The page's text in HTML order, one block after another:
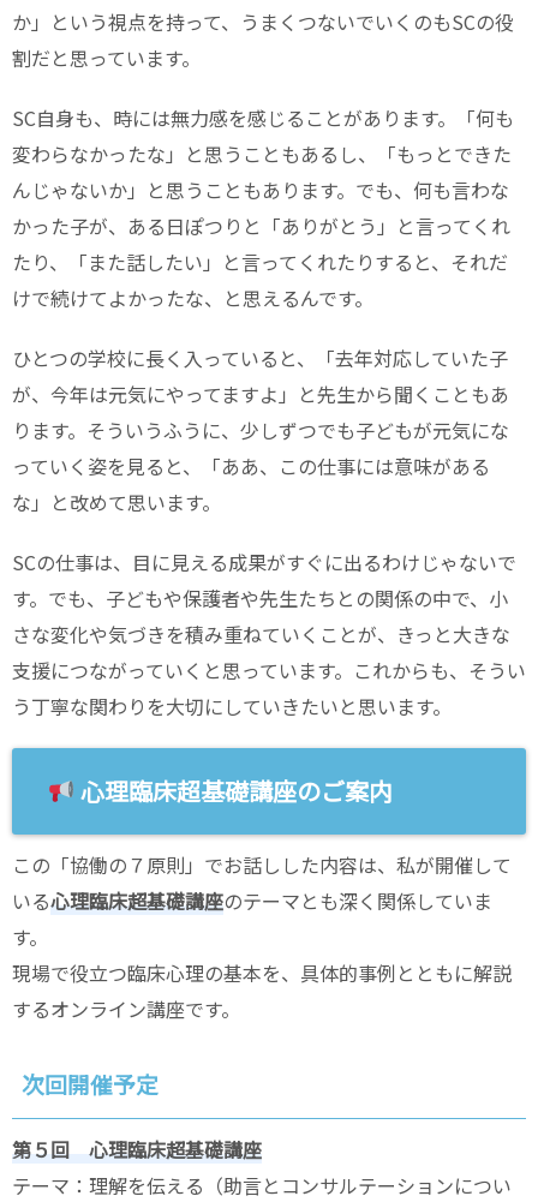
か」という視点を持って、うまくつないでいくのもSCの役
割だと思っています。
SC自身も、時には無力感を感じることがあります。「何も
変わらなかったな」と思うこともあるし、「もっとできた
んじゃないか」と思うこともあります。でも、何も言わな
かった子が、ある日ぽつりと「ありがとう」と言ってくれ
たり、「また話したい」と言ってくれたりすると、それだ
けで続けてよかったな、と思えるんです。
ひとつの学校に長く入っていると、「去年対応していた子
が、今年は元気にやってますよ」と先生から聞くこともあ
ります。そういうふうに、少しずつでも子どもが元気にな
っていく姿を見ると、「ああ、この仕事には意味がある
な」と改めて思います。
SCの仕事は、目に見える成果がすぐに出るわけじゃないで
す。でも、子どもや保護者や先生たちとの関係の中で、小
さな変化や気づきを積み重ねていくことが、きっと大きな
支援につながっていくと思っています。これからも、そうい
う丁寧な関わりを大切にしていきたいと思います。
心理臨床超基礎講座のご案内
この「協働の７原則」でお話しした内容は、私が開催して
いる心理臨床超基礎講座のテーマとも深く関係していま
す。
現場で役立つ臨床心理の基本を、具体的事例とともに解説
するオンライン講座です。
次回開催予定
第５回 心理臨床超基礎講座
テーマ：理解を伝える（助言とコンサルテーションについ